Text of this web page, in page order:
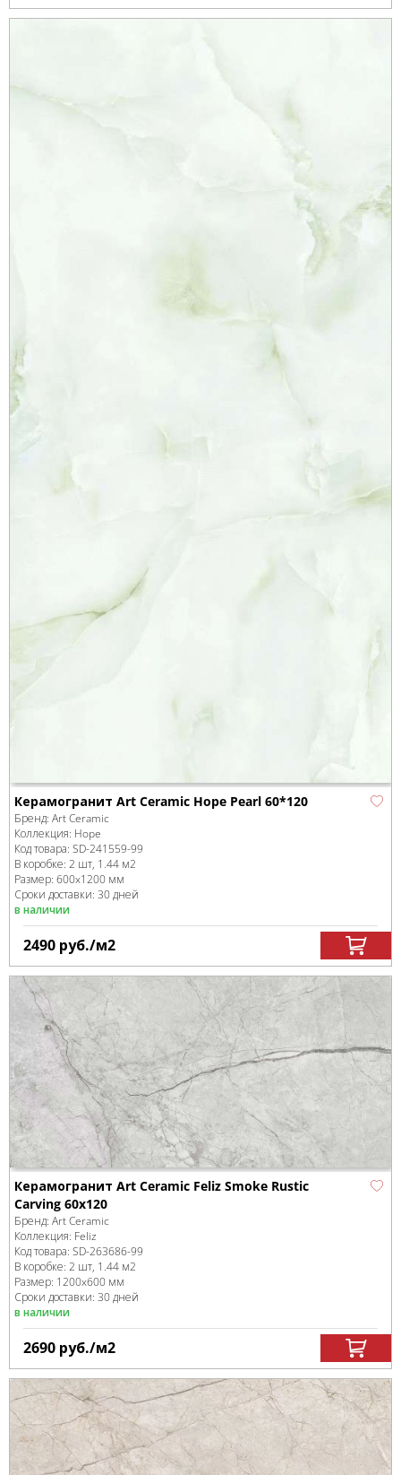
Керамогранит Art Ceramic Hope Pearl 60*120
Бренд: Art Ceramic
Коллекция: Hope
Код товара: SD-241559-99
В коробке: 2 шт, 1.44 м2
Размер: 600x1200 мм
Сроки доставки: 30 дней
в наличии
2490 руб./м2
Керамогранит Art Ceramic Feliz Smoke Rustic
Carving 60x120
Бренд: Art Ceramic
Коллекция: Feliz
Код товара: SD-263686-99
В коробке: 2 шт, 1.44 м2
Размер: 1200x600 мм
Сроки доставки: 30 дней
в наличии
2690 руб./м2